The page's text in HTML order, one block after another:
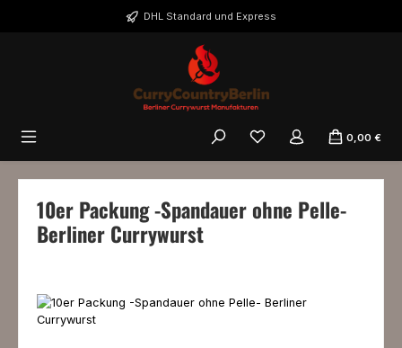
Zum Hauptinhalt springenDHL Standard und Express
0,00 €
10er Packung -Spandauer ohne Pelle-
Berliner Currywurst
Bildergalerie überspringen